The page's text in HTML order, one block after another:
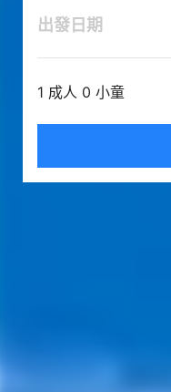
出發日期
1 成人 0 小童